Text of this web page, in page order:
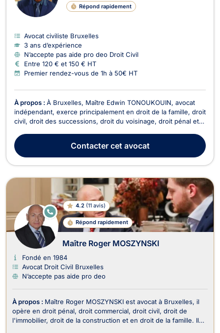
Répond rapidement
Avocat civiliste Bruxelles
3 ans d’expérience
N’accepte pas aide pro deo Droit Civil
Entre 120 € et 150 € HT
Premier rendez-vous de 1h à 50€ HT
À propos : À Bruxelles, Maître Edwin TONOUKOUIN, avocat
indépendant, exerce principalement en droit de la famille, droit
civil, droit des successions, droit du voisinage, droit pénal et
clients afin de les accompagner dans des situations juridiques
diverses et d’assurer l...Contactercet avocat
4.2 (11 avis)
Répond rapidement
E
N
G
E
Maître Roger MOSZYNSKI
Fondé en 1984
Avocat Droit Civil Bruxelles
N’accepte pas aide pro deo
À propos : Maître Roger MOSZYNSKI est avocat à Bruxelles, il
opère en droit pénal, droit commercial, droit civil, droit de
l'immobilier, droit de la construction et en droit de la famille. Il